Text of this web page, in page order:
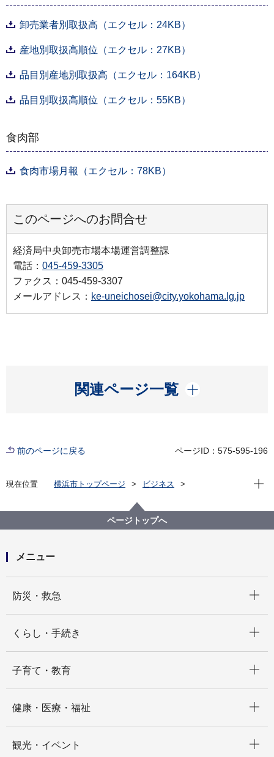
卸売業者別取扱高（エクセル：24KB）
産地別取扱高順位（エクセル：27KB）
品目別産地別取扱高（エクセル：164KB）
品目別取扱高順位（エクセル：55KB）
食肉部
食肉市場月報（エクセル：78KB）
このページへのお問合せ
経済局中央卸売市場本場運営調整課
電話： 045-459-3305
ファクス：045-459-3307
メールアドレス： ke-uneichosei@city.yokohama.lg.jp
関連ページ一覧
開く
前のページに戻る ページID：575-595-196
現在位置 横浜市トップページ
ビジネス
令和６年３月 市場月報
現在
ページトップへ
メニュー
防災・救急
くらし・手続き
子育て・教育
健康・医療・福祉
観光・イベント